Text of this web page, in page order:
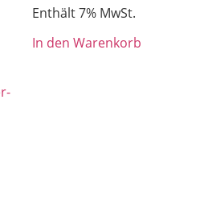
Enthält 7% MwSt.
In den Warenkorb